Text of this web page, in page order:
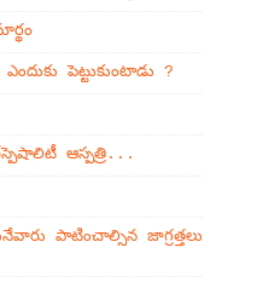
పెట్టుకుంటాడు ?
ఆస్పత్రి...
పాటించాల్సిన జాగ్రత్తలు